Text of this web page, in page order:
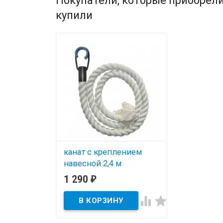
купили
канат с креплением
навесной 2,4 м
В наличии
Канат гимнастический
предназначен для детских
шведских стенок. Нагрузка до
1 290₽
 